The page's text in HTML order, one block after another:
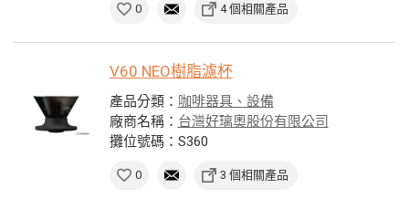
0 4 個相關產品
V60 NEO樹脂濾杯
產品分類： 咖啡器具、設備
廠商名稱： 台灣好璃奧股份有限公司
攤位號碼：S360
0 3 個相關產品